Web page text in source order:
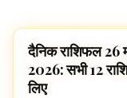
ज्योतिष
दैनिक राशिफल 26
2026: सभी 12
लिए